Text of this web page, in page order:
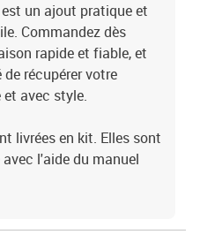
un ajout pratique et
Commandez dès
rapide et fiable, et
récupérer votre
avec style.
livrées en kit. Elles sont
l'aide du manuel